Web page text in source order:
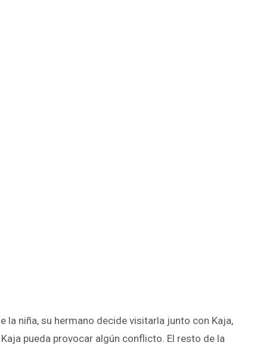
la niña, su hermano decide visitarla junto con Kaja,
pueda provocar algún conflicto. El resto de la